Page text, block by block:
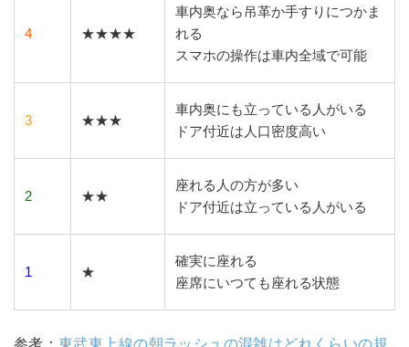
4 ★★★★
車内奥なら吊革か手すりにつかま
れる
スマホの操作は車内全域で可能
3 ★★★
車内奥にも立っている人がいる
ドア付近は人口密度高い
2 ★★
座れる人の方が多い
ドア付近は立っている人がいる
1 ★
確実に座れる
座席にいつても座れる状態
参考：東武東上線の朝ラッシュの混雑はどれくらいの規